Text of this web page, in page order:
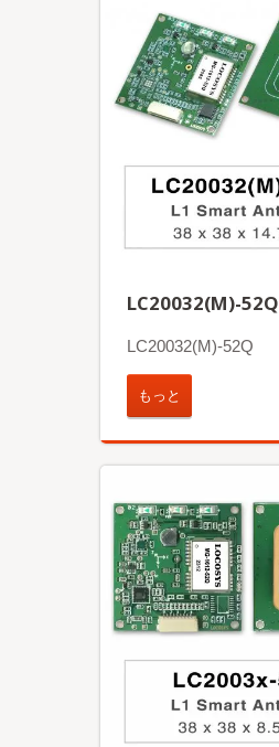
LC20032(M)-52Q
LC20032(M)-52Q
もっと